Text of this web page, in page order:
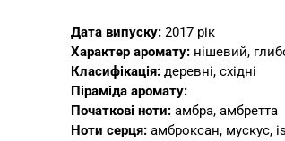
Дата випуску:2017 рік
Характер аромату:нішевий,
Класифікація:деревні, східні
Піраміда аромату:
Початкові ноти:амбра, амбретта
Ноти серця:амброксан, мускус,